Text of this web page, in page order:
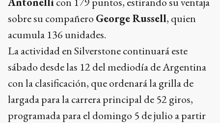
sobre su compañero George Russell, quien
acumula 136 unidades.
La actividad en Silverstone continuará este
sábado desde las 12 del mediodía de Argentina
con la clasificación, que ordenará la grilla de
largada para la carrera principal de 52 giros,
programada para el domingo 5 de julio a partir